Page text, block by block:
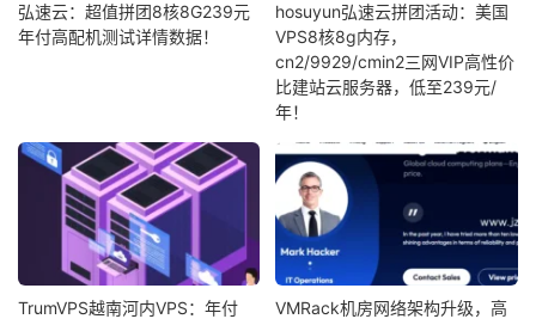
弘速云：超值拼团8核8G239元
年付高配机测试详情数据！
hosuyun弘速云拼团活动：美国
VPS8核8g内存，
cn2/9929/cmin2三网VIP高性价
比建站云服务器，低至239元/
年！
TrumVPS越南河内VPS：年付
VMRack机房网络架构升级，高